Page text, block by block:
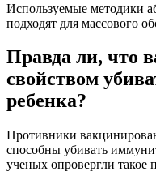
Используемые методики
подходят для массового
Правда ли, что
свойством
ребенка?
Противники
способны убивать
ученых опровергли такое